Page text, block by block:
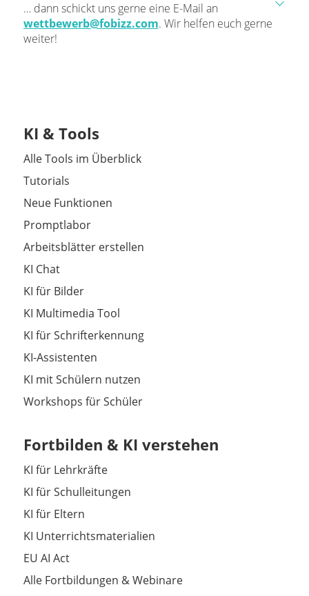
… dann schickt uns gerne eine E-Mail an
wettbewerb@fobizz.com. Wir helfen euch gerne
weiter!
KI & Tools
Alle Tools im Überblick
Tutorials
Neue Funktionen
Promptlabor
Arbeitsblätter erstellen
KI Chat
KI für Bilder
KI Multimedia Tool
KI für Schrifterkennung
KI-Assistenten
KI mit Schülern nutzen
Workshops für Schüler
Fortbilden & KI verstehen
KI für Lehrkräfte
KI für Schulleitungen
KI für Eltern
KI Unterrichtsmaterialien
EU AI Act
Alle Fortbildungen & Webinare